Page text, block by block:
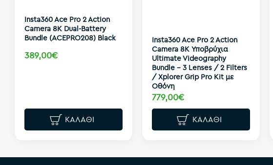
Insta360 Ace Pro 2 Action
Camera 8K Dual-Battery
Bundle (ACEPRO208) Black
389,00€
ΚΑΛΆΘΙ
Insta360 Ace Pro 2 Action
Camera 8K Υποβρύχια
Ultimate Videography
Bundle - 3 Lenses / 2 Filters
/ Xplorer Grip Pro Kit με
Οθόνη
779,00€
ΚΑΛΆΘΙ